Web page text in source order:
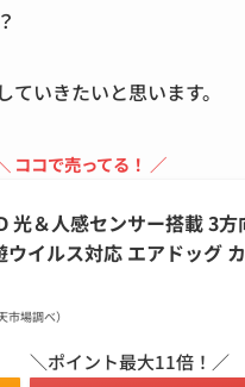
いきたいと思います。
ココで売ってる！ ／
光＆人感センサー搭載 3
イルス対応 エアドッグ
場調べ）
＼ポイント最大11倍！／